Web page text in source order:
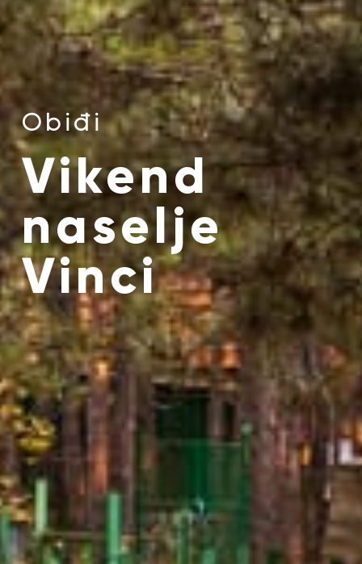
Obiđi
Vikend
naselje
Vinci